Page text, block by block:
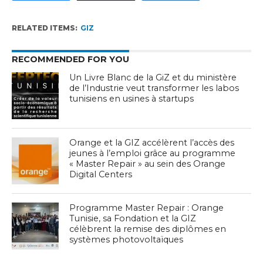
RELATED ITEMS: GIZ
RECOMMENDED FOR YOU
Un Livre Blanc de la GiZ et du ministère
de l’Industrie veut transformer les labos
tunisiens en usines à startups
Orange et la GIZ accélèrent l’accès des
jeunes à l’emploi grâce au programme
« Master Repair » au sein des Orange
Digital Centers
Programme Master Repair : Orange
Tunisie, sa Fondation et la GIZ
célèbrent la remise des diplômes en
systèmes photovoltaïques